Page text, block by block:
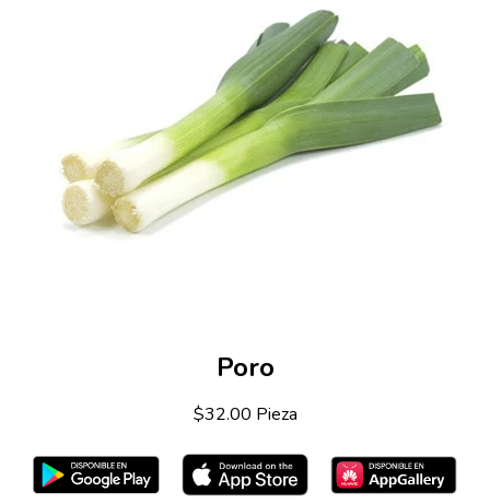
Poro
$32.00 Pieza